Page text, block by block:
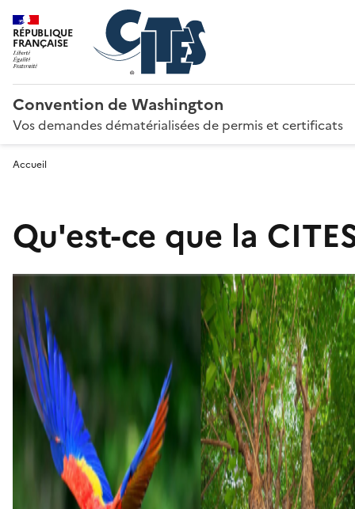
RÉPUBLIQUE
FRANÇAISE
Convention de Washington
Vos demandes dématérialisées de permis et certificats
Accueil
Qu'est-ce que la